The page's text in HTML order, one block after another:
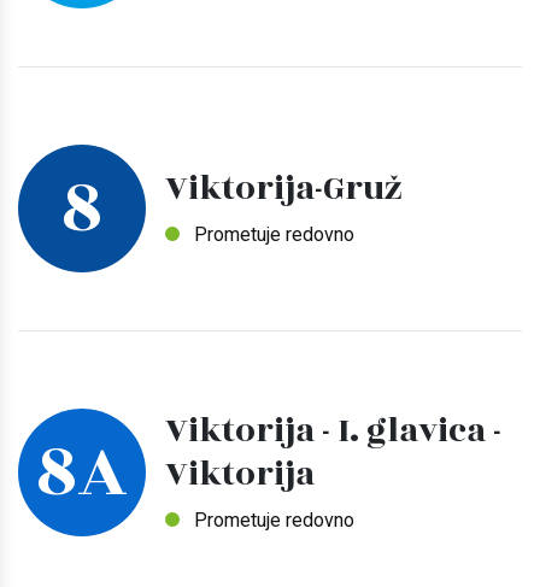
8 Viktorija-Gruž
Prometuje redovno
8A
Viktorija - I. glavica -
Viktorija
Prometuje redovno